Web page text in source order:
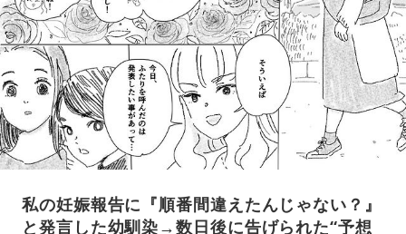
私の妊娠報告に『順番間違えたんじゃない？』
と発言した幼馴染→数日後に告げられた“予想